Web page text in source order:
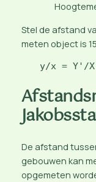
Stel de afstand
meten object is
y/x = Y'/
De afstand
gebouwen kan
opgemeten